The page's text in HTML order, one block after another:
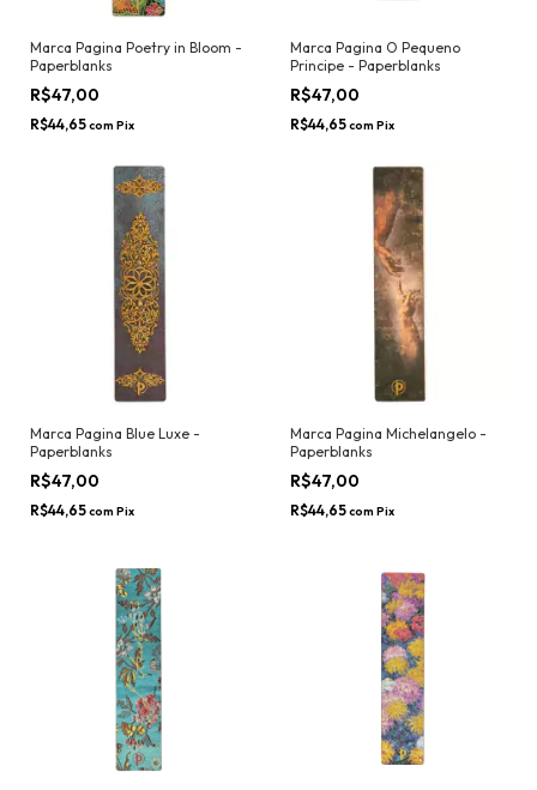
Marca Pagina Poetry in Bloom -
Paperblanks
R$47,00
R$44,65com Pix
Marca Pagina O Pequeno
Principe - Paperblanks
R$47,00
R$44,65com Pix
Marca Pagina Blue Luxe -
Paperblanks
R$47,00
R$44,65com Pix
Marca Pagina Michelangelo -
Paperblanks
R$47,00
R$44,65com Pix